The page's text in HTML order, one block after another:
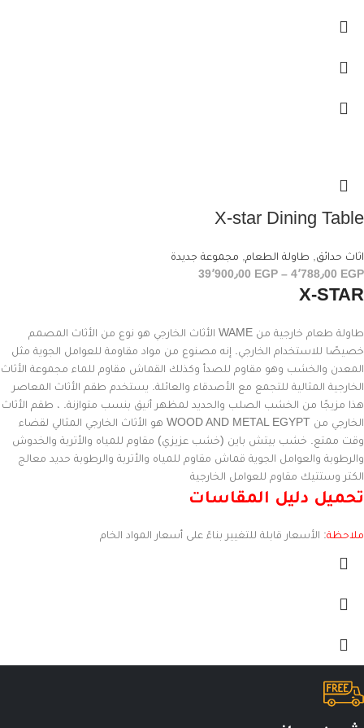
X-star Dining Table
اثاث حدائق, طاولة الطعام, مجموعة جديدة
4٬788٫00 EGP
– 39٬900٫00 EGP
X-STAR
طاولة طعام خارجية من WAME الأثاث الخارجي هو نوع من الأثاث المصمم
خصيصًا للاستخدام الخارجي. إنه مصنوع من مواد مقاومة للعوامل الجوية مثل
المعدن والخشب وهو مقاوم للصدأ وكذلك القماش مقاوم للماء مجموعة الأثاث
الخارجية المثالية للتجمع مع الأصدقاء والعائلة. يستخدم طقم الأثاث المعاصر
هذا مزيجًا من الخشب الصلب والحديد لمظهر أنيق بنسب متوازنة. ، طقم الأثاث
الخارجي من WOOD AND METAL EGYPT هو الأثاث الخارجي المثالي لقضاء
وقت ممتع. خشب بيتش باين (خشب عزيزي) مقاوم للمياه والأتربة والخدوش
والرطوبة والعوامل الجوية قماش مقاوم للمياه والأتربة والرطوبة حديد معالج
الكتر وستتيك مقاوم للعوامل الخارجية
تحميل دليل المقاسات
ملاحظة: الأسعار قابلة للتغيير بناءً على أسعار المواد الخام